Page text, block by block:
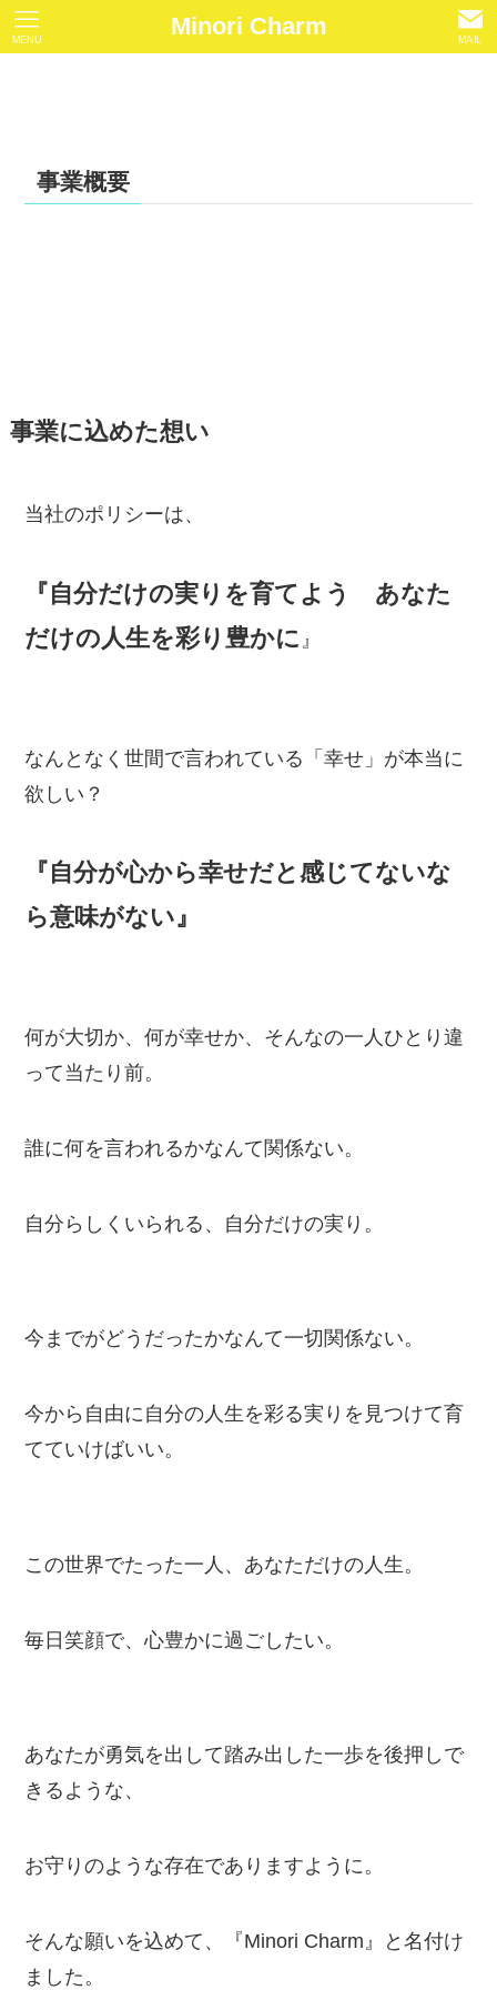
Minori Charm MAIL
MENU
事業概要
事業に込めた想い
当社のポリシーは、
『自分だけの実りを育てよう あなた
だけの人生を彩り豊かに 』
なんとなく世間で言われている「幸せ」が本当に
欲しい？
『自分が心から幸せだと感じてないな
ら意味がない』
何が大切か、何が幸せか、そんなの一人ひとり違
って当たり前。
誰に何を言われるかなんて関係ない。
自分らしくいられる、自分だけの実り。
今までがどうだったかなんて一切関係ない。
今から自由に自分の人生を彩る実りを見つけて育
てていけばいい。
この世界でたった一人、あなただけの人生。
毎日笑顔で、心豊かに過ごしたい。
あなたが勇気を出して踏み出した一歩を後押しで
きるような、
お守りのような存在でありますように。
そんな願いを込めて、『Minori Charm』と名付け
ました。